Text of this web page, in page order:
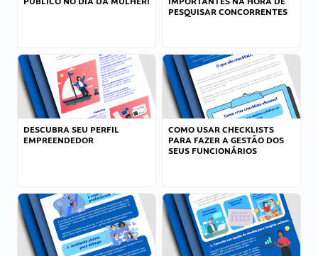
PESQUISAR CONCORRENTES
DESCUBRA SEU PERFIL
EMPREENDEDOR
COMO USAR CHECKLISTS
PARA FAZER A GESTÃO DOS
SEUS FUNCIONÁRIOS